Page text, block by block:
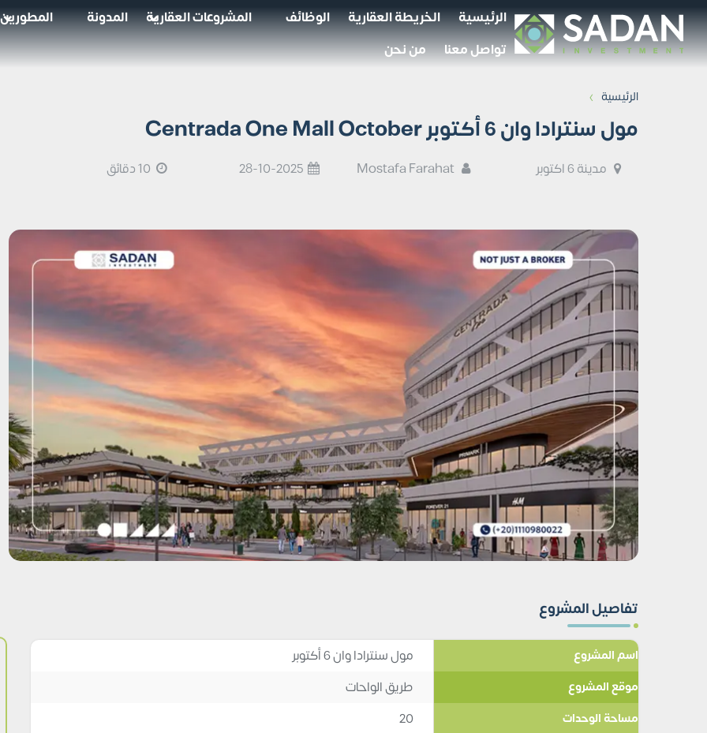
الرئيسية الخريطة العقارية الوظائف المشروعات العقارية المدونة
المطورين
تواصل معنا
من نحن
الرئيسية ›
مول سنترادا وان 6 أكتوبر Centrada One Mall October
مدينة 6 اكتوبر 28-10-2025
تفاصيل المشروع
اسم المشروع مول سنترادا وان 6 أكتوبر
موقع المشروع طريق الواحات
مساحة الوحدات 20